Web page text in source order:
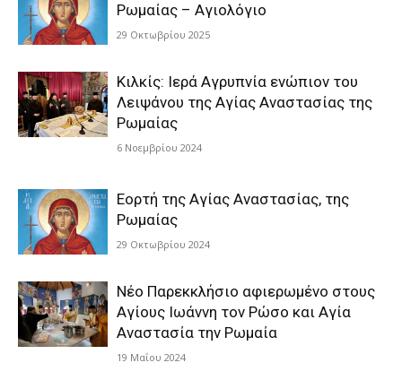
Ρωμαίας – Αγιολόγιο
29 Οκτωβρίου 2025
Κιλκίς: Ιερά Αγρυπνία ενώπιον του
Λειψάνου της Αγίας Αναστασίας της
Ρωμαίας
6 Νοεμβρίου 2024
Εορτή της Αγίας Αναστασίας, της
Ρωμαίας
29 Οκτωβρίου 2024
Νέο Παρεκκλήσιο αφιερωμένο στους
Αγίους Ιωάννη τον Ρώσο και Αγία
Αναστασία την Ρωμαία
19 Μαΐου 2024